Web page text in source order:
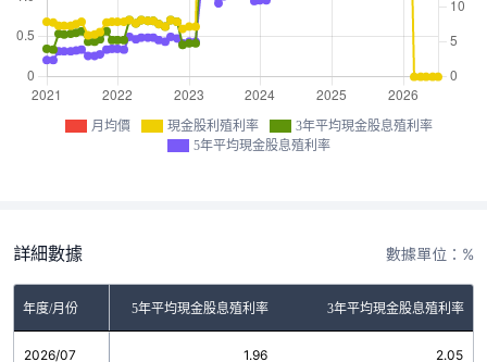
月均價 現金股利殖利率
3年平均現金股息殖利率
5年平均現金股息殖利率
詳細數據 數據單位：%
年度/月份
股利殖利率 5年平均現金股息殖利率 3年平均現金股息殖利率
2026/07
0.00 1.96 2.05